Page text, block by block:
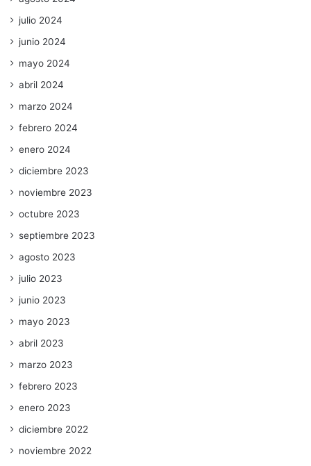
julio 2024
junio 2024
mayo 2024
abril 2024
marzo 2024
febrero 2024
enero 2024
diciembre 2023
noviembre 2023
octubre 2023
septiembre 2023
agosto 2023
julio 2023
junio 2023
mayo 2023
abril 2023
marzo 2023
febrero 2023
enero 2023
diciembre 2022
noviembre 2022